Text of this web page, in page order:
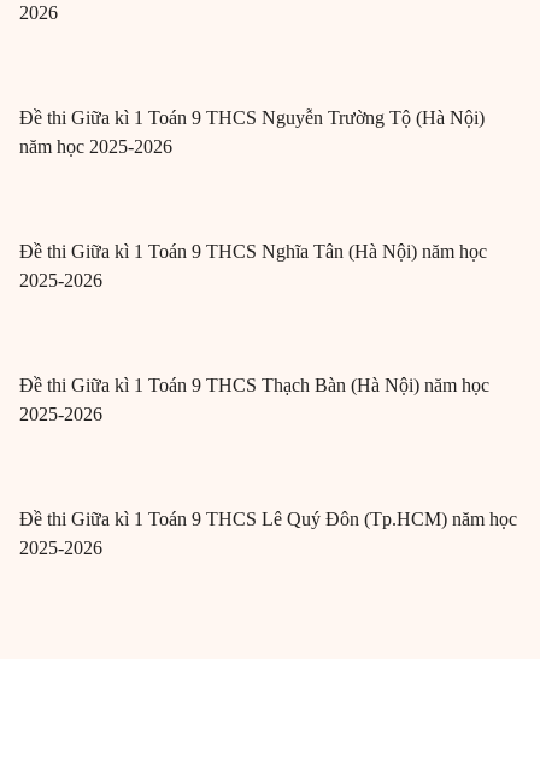
2026
Đề thi Giữa kì 1 Toán 9 THCS Nguyễn Trường Tộ (Hà Nội)
năm học 2025-2026
Đề thi Giữa kì 1 Toán 9 THCS Nghĩa Tân (Hà Nội) năm học
2025-2026
Đề thi Giữa kì 1 Toán 9 THCS Thạch Bàn (Hà Nội) năm học
2025-2026
Đề thi Giữa kì 1 Toán 9 THCS Lê Quý Đôn (Tp.HCM) năm học
2025-2026